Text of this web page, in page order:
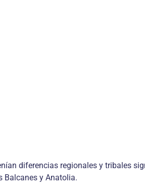
diferencias regionales y tribales
Balcanes y Anatolia.